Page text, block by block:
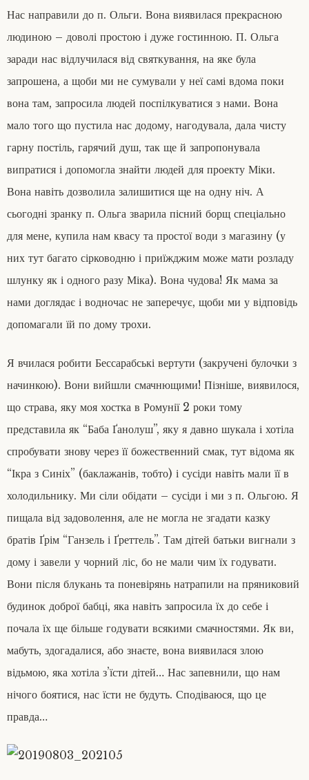
Нас направили до п. Ольги. Вона виявилася прекрасною
людиною – доволі простою і дуже гостинною. П. Ольга
заради нас відлучилася від святкування, на яке була
запрошена, а щоби ми не сумували у неї самі вдома поки
вона там, запросила людей поспілкуватися з нами. Вона
мало того що пустила нас додому, нагодувала, дала чисту
гарну постіль, гарячий душ, так ще й запропонувала
випратися і допомогла знайти людей для проекту Міки.
Вона навіть дозволила залишитися ще на одну ніч. А
сьогодні зранку п. Ольга зварила пісний борщ спеціально
для мене, купила нам квасу та простої води з магазину (у
них тут багато сірководню і приїжджим може мати розладу
шлунку як і одного разу Міка). Вона чудова! Як мама за
нами доглядає і водночас не заперечує, щоби ми у відповідь
допомагали їй по дому трохи.
Я вчилася робити Бессарабські вертути (закручені булочки з
начинкою). Вони вийшли смачнющими! Пізніше, виявилося,
що страва, яку моя хостка в Ромунії 2 роки тому
представила як “Баба Ґанолуш”, яку я давно шукала і хотіла
спробувати знову через її божественний смак, тут відома як
“Ікра з Синіх” (баклажанів, тобто) і сусіди навіть мали її в
холодильнику. Ми сіли обідати – сусіди і ми з п. Ольгою. Я
пищала від задоволення, але не могла не згадати казку
братів Ґрім “Ганзель і Ґреттель”. Там дітей батьки вигнали з
дому і завели у чорний ліс, бо не мали чим їх годувати.
Вони після блукань та поневірянь натрапили на пряниковий
будинок доброї бабці, яка навіть запросила їх до себе і
почала їх ще більше годувати всякими смачностями. Як ви,
мабуть, здогадалися, або знаєте, вона виявилася злою
відьмою, яка хотіла з’їсти дітей… Нас запевнили, що нам
нічого боятися, нас їсти не будуть. Сподіваюся, що це
правда…